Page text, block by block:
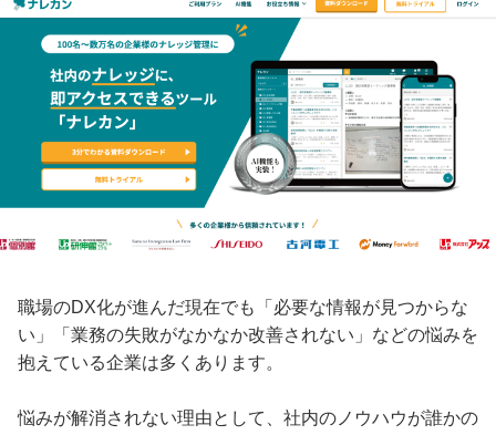
職場のDX化が進んだ現在でも「必要な情報が見つからな
い」「業務の失敗がなかなか改善されない」などの悩みを
抱えている企業は多くあります。
悩みが解消されない理由として、社内のノウハウが誰かの